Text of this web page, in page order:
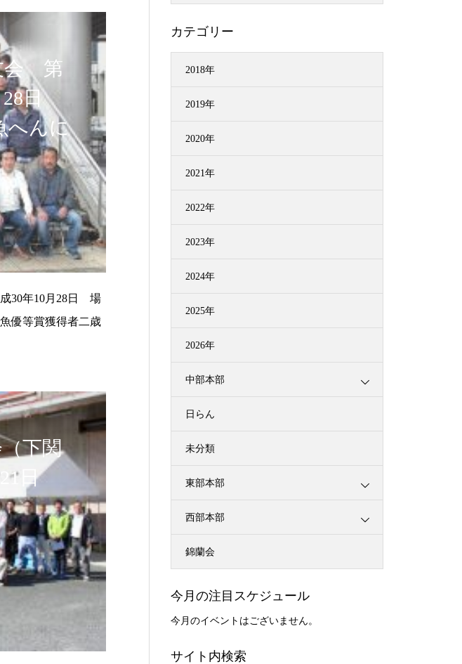
会 第
28日
へんに
30年10月28日 場
優等賞獲得者二歳
下関
日
カテゴリー
2018年
2019年
2020年
2021年
2022年
2023年
2024年
2025年
2026年
中部本部
日らん
未分類
東部本部
西部本部
錦蘭会
今月の注目スケジュール
今月のイベントはございません。
サイト内検索